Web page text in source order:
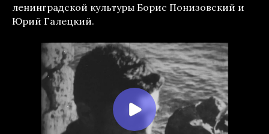
ленинградской культуры Борис Понизовский и
Юрий Галецкий.